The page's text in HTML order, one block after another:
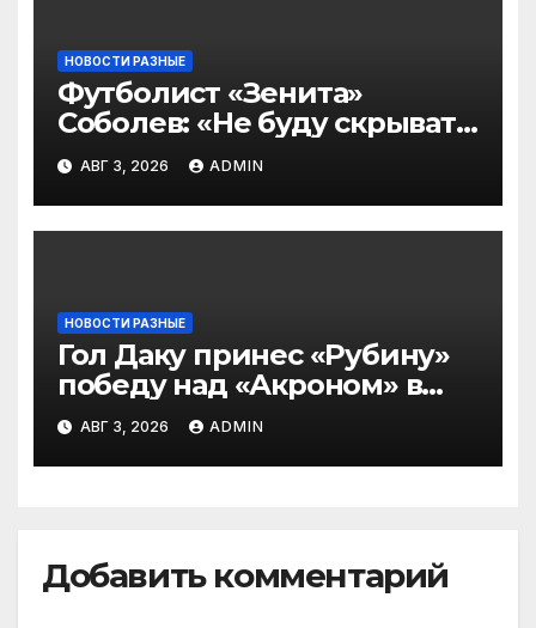
НОВОСТИ РАЗНЫЕ
Футболист «Зенита»
Соболев: «Не буду скрывать
— в Оренбурге всегда
тяжело играть»
АВГ 3, 2026 ADMIN
НОВОСТИ РАЗНЫЕ
Гол Даку принес «Рубину»
победу над «Акроном» в
матче РПЛ
АВГ 3, 2026 ADMIN
Добавить комментарий